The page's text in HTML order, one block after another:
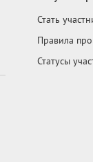
Стать
Правила
Статусы